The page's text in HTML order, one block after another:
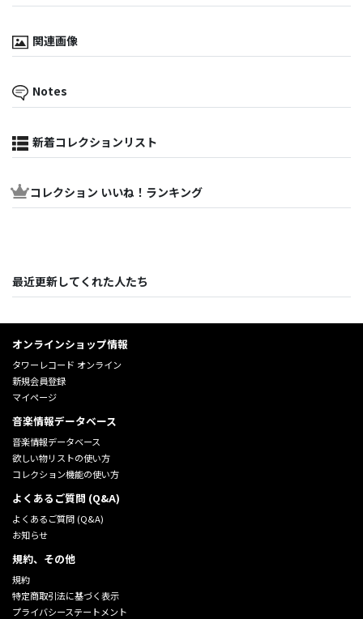
関連画像
Notes
新着コレクションリスト
コレクション いいね！ランキング
最近更新してくれた人たち
オンラインショップ情報
タワーレコード オンライン
新規会員登録
マイページ
音楽情報データベース
音楽情報データベース
欲しい物リストの使い方
コレクション機能の使い方
よくあるご質問 (Q&A)
よくあるご質問 (Q&A)
お知らせ
規約、その他
規約
特定商取引法に基づく表示
プライバシーステートメント